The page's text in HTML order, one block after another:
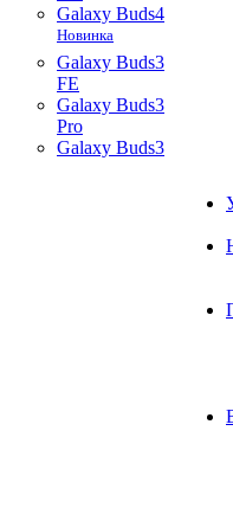
Galaxy Buds4
Новинка
Galaxy Buds3
FE
Galaxy Buds3
Pro
Galaxy Buds3